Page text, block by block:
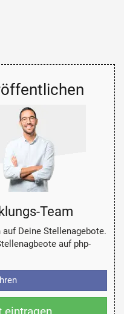
Team
Deine Stellenagebote.
auf php-